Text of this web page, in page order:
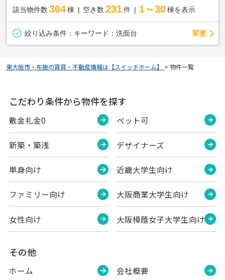
該当物件数 304棟 空き数 231 件 1～30 棟を表示
絞り込み条件： キーワード：洗面台 変更
東大阪市・布施の賃貸・不動産情報は【スイッチホーム】 > 物件一覧
こだわり条件から物件を探す
敷金礼金0
新築・築浅
単身向け
ファミリー向け
女性向け
ペット可
デザイナーズ
近畿大学生向け
大阪商業大学生向け
大阪樟蔭女子大学生向け
その他
ホーム 会社概要